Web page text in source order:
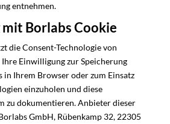
entnehmen.
Borlabs Cookie
die Consent-Technologie von
Einwilligung zur Speicherung
in Ihrem Browser oder zum Einsatz
einzuholen und diese
zu dokumentieren. Anbieter dieser
GmbH, Rübenkamp 32, 22305